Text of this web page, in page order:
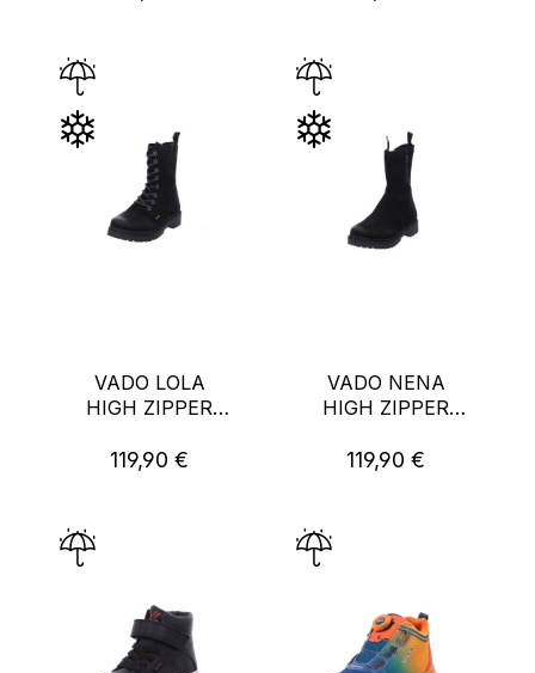
VADO LOLA
HIGH ZIPPER
Regulärer Preis:
119,90 €
VADO NENA
HIGH ZIPPER
Regulärer Preis:
119,90 €